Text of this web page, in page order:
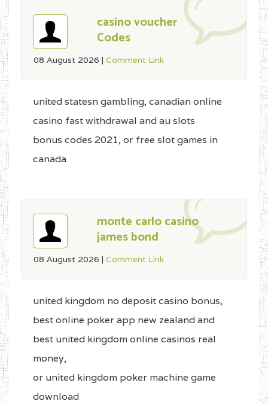
casino voucher
Codes
08 August 2026 | Comment Link
united statesn gambling, canadian online
casino fast withdrawal and au slots
bonus codes 2021, or free slot games in
canada
monte carlo casino
james bond
08 August 2026 | Comment Link
united kingdom no deposit casino bonus,
best online poker app new zealand and
best united kingdom online casinos real
money,
or united kingdom poker machine game
download